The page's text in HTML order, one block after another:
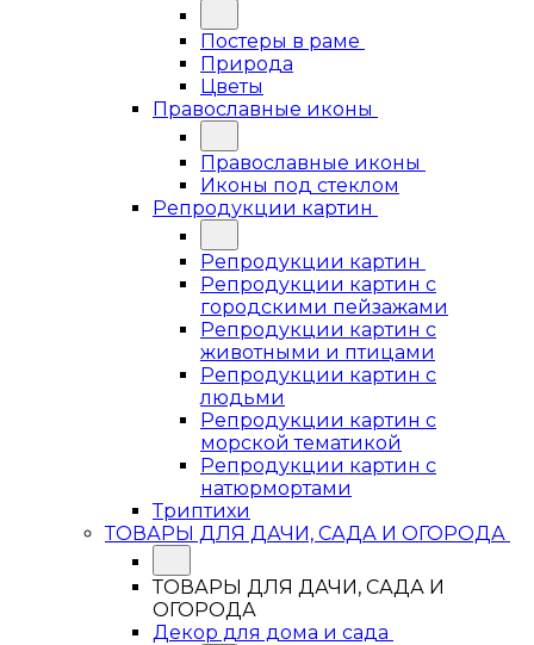
Постеры в раме
Природа
Цветы
Православные иконы
Православные иконы
Иконы под стеклом
Репродукции картин
Репродукции картин
Репродукции картин с
городскими пейзажами
Репродукции картин с
животными и птицами
Репродукции картин с
людьми
Репродукции картин с
морской тематикой
Репродукции картин с
натюрмортами
Триптихи
ТОВАРЫ ДЛЯ ДАЧИ, САДА И ОГОРОДА
ТОВАРЫ ДЛЯ ДАЧИ, САДА И
ОГОРОДА
Декор для дома и сада